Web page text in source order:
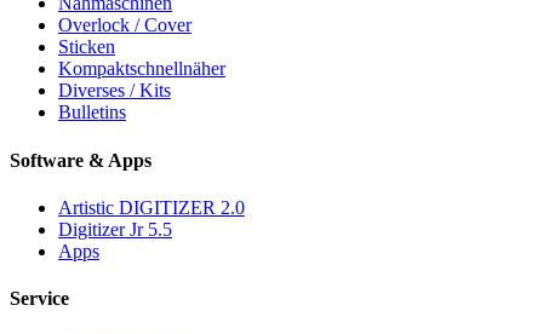
Overlock / Cover
Sticken
Kompaktschnellnäher
Diverses / Kits
Bulletins
Software & Apps
Artistic DIGITIZER 2.0
Digitizer Jr 5.5
Apps
Service